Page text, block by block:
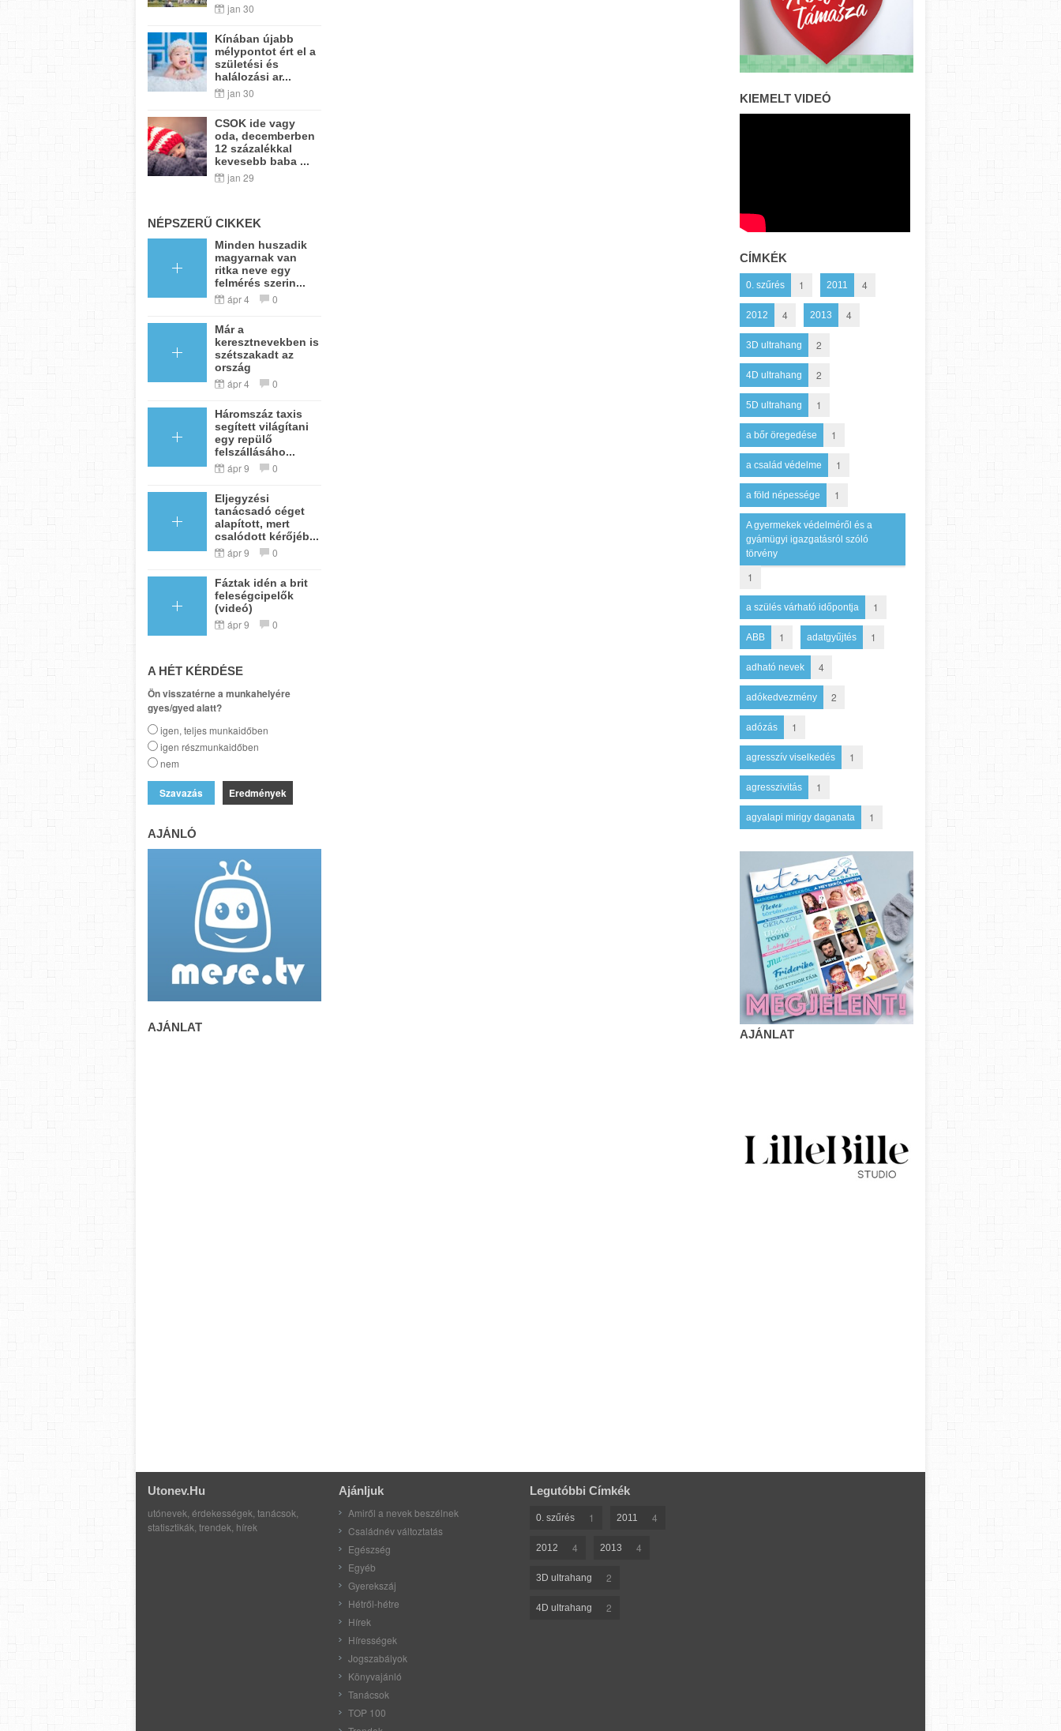
jan 30
Kínában újabb
mélypontot ért el a
születési és
halálozási ar...
jan 30
CSOK ide vagy
oda, decemberben
12 százalékkal
kevesebb baba ...
jan 29
NÉPSZERŰ CIKKEK
Minden huszadik
magyarnak van
ritka neve egy
felmérés szerin...
ápr 4 0
Már a
keresztnevekben is
szétszakadt az
ország
ápr 4 0
Háromszáz taxis
segített világítani
egy repülő
felszállásáho...
ápr 9 0
Eljegyzési
tanácsadó céget
alapított, mert
csalódott kérőjéb...
ápr 9 0
Fáztak idén a brit
feleségcipelők
(videó)
ápr 9 0
A HÉT KÉRDÉSE
Ön visszatérne a munkahelyére
gyes/gyed alatt?
igen, teljes munkaidőben
igen részmunkaidőben
nem
Eredmények
AJÁNLÓ
AJÁNLAT
KIEMELT VIDEÓ
CÍMKÉK
0. szűrés 1 2011 4
2012 4 2013 4
3D ultrahang 2
4D ultrahang 2
5D ultrahang 1
a bőr öregedése 1
a család védelme 1
a föld népessége 1
A gyermekek védelméről és a
gyámügyi igazgatásról szóló
törvény
1
a szülés várható időpontja 1
ABB 1 adatgyűjtés 1
adható nevek 4
adókedvezmény 2
adózás 1
agresszív viselkedés 1
agresszivitás 1
agyalapi mirigy daganata 1
AJÁNLAT
Utonev.hu
utónevek, érdekességek, tanácsok,
statisztikák, trendek, hírek
Ajánljuk
Amiről a nevek beszélnek
Családnév változtatás
Egészség
Egyéb
Gyerekszáj
Hétről-hétre
Hírek
Hírességek
Jogszabályok
Könyvajánló
Tanácsok
TOP 100
Legutóbbi Címkék
0. szűrés 1 2011 4
2012 4 2013 4
3D ultrahang 2
4D ultrahang 2